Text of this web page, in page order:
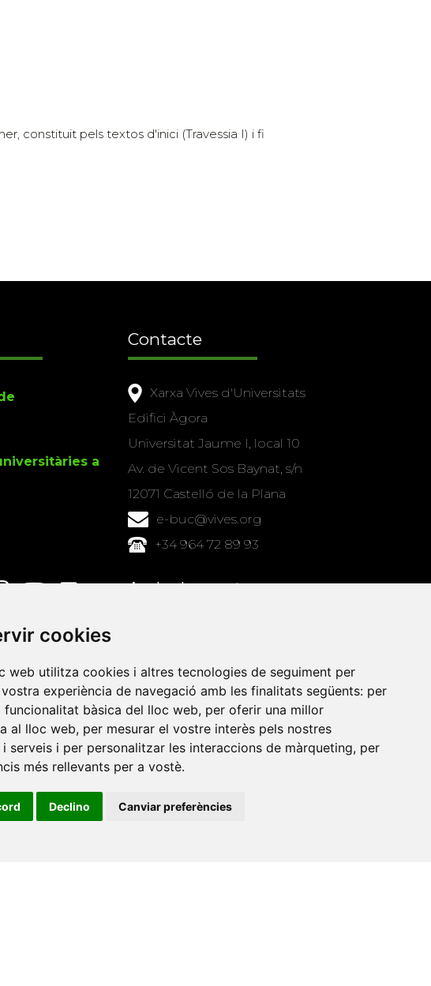
cookies
web utilitza cookies i altres tecnologies de seguiment per
experiència de navegació amb les finalitats següents: per
funcionalitat bàsica del lloc web, per oferir una millor
al lloc web, per mesurar el vostre interès pels nostres
serveis i per personalitzar les interaccions de màrqueting, per
més rellevants per a vostè.
Declino Canviar preferències
constituït pels textos d'inici (Travessia I) i fi
a
Contacte
Xarxa Vives d'Universitats
Edifici Àgora
Universitat Jaume I, local 10
Av. de Vicent Sos Baynat, s/n
12071 Castelló de la Plana
e-buc@vives.org
+34 964 72 89 93
Amb el suport
Barcelona